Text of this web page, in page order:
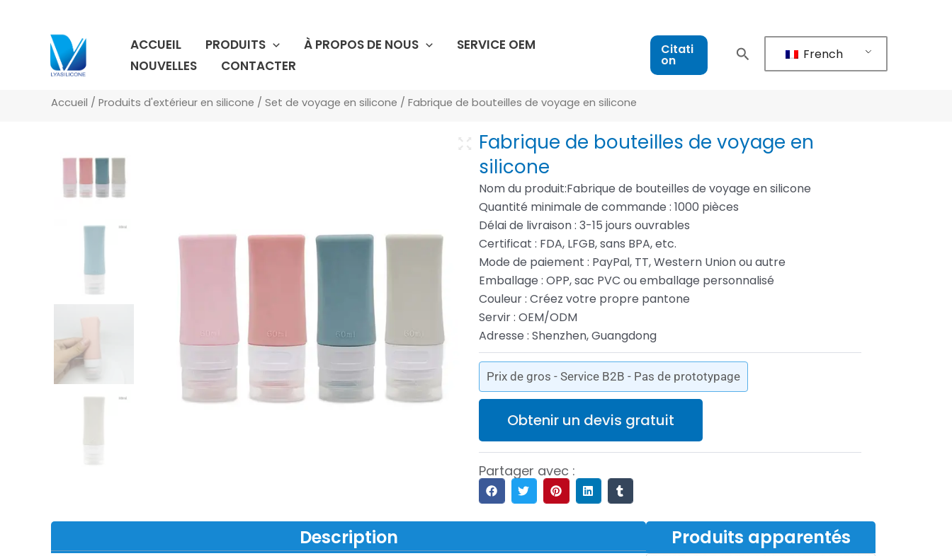
ACCUEIL PRODUITS À PROPOS DE NOUS
SERVICE OEM
NOUVELLES
CONTACTER
Citati
on French
Accueil / Produits d'extérieur en silicone / Set de voyage en silicone / Fabrique de bouteilles de voyage en silicone
Fabrique de bouteilles de voyage en
silicone
Nom du produit:Fabrique de bouteilles de voyage en silicone
Quantité minimale de commande : 1000 pièces
Délai de livraison : 3-15 jours ouvrables
Certificat : FDA, LFGB, sans BPA, etc.
Mode de paiement : PayPal, TT, Western Union ou autre
Emballage : OPP, sac PVC ou emballage personnalisé
Couleur : Créez votre propre pantone
Servir : OEM/ODM
Adresse : Shenzhen, Guangdong
Prix de gros - Service B2B - Pas de prototypage
Obtenir un devis gratuit
Partager avec :
Description Produits apparentés